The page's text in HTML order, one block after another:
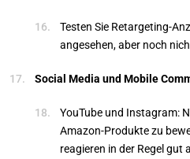
Testen Sie Retargeting-
angesehen, aber noch
Social Media und Mobile
YouTube und Instagram:
Amazon-Produkte zu
reagieren in der Regel